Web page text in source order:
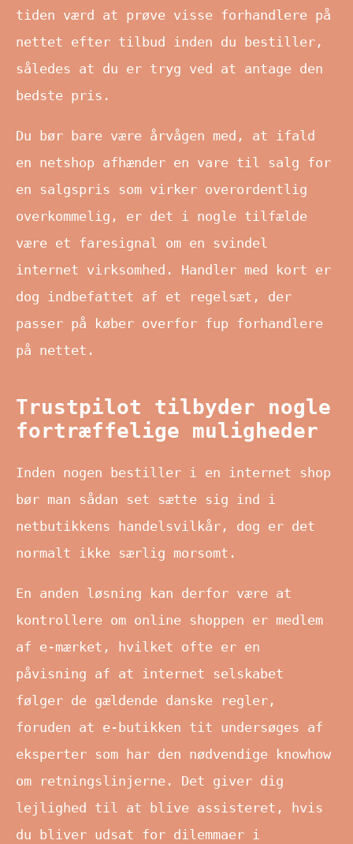
tiden værd at prøve visse forhandlere på
nettet efter tilbud inden du bestiller,
således at du er tryg ved at antage den
bedste pris.
Du bør bare være årvågen med, at ifald
en netshop afhænder en vare til salg for
en salgspris som virker overordentlig
overkommelig, er det i nogle tilfælde
være et faresignal om en svindel
internet virksomhed. Handler med kort er
dog indbefattet af et regelsæt, der
passer på køber overfor fup forhandlere
på nettet.
Trustpilot tilbyder nogle
fortræffelige muligheder
Inden nogen bestiller i en internet shop
bør man sådan set sætte sig ind i
netbutikkens handelsvilkår, dog er det
normalt ikke særlig morsomt.
En anden løsning kan derfor være at
kontrollere om online shoppen er medlem
af e-mærket, hvilket ofte er en
påvisning af at internet selskabet
følger de gældende danske regler,
foruden at e-butikken tit undersøges af
eksperter som har den nødvendige knowhow
om retningslinjerne. Det giver dig
lejlighed til at blive assisteret, hvis
du bliver udsat for dilemmaer i